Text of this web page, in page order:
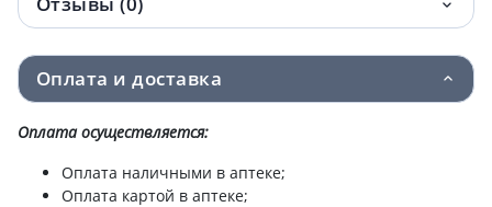
Оплата и доставка
Оплата осуществляется:
Оплата наличными в аптеке;
Оплата картой в аптеке;